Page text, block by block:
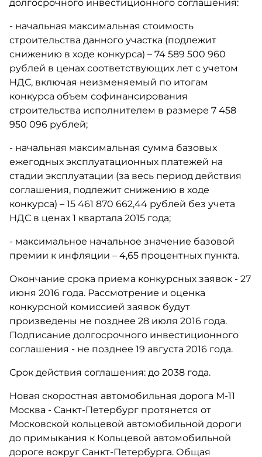
долгосрочного инвестиционного соглашения:
- начальная максимальная стоимость
строительства данного участка (подлежит
снижению в ходе конкурса) – 74 589 500 960
рублей в ценах соответствующих лет с учетом
НДС, включая неизменяемый по итогам
конкурса объем софинансирования
строительства исполнителем в размере 7 458
950 096 рублей;
- начальная максимальная сумма базовых
ежегодных эксплуатационных платежей на
стадии эксплуатации (за весь период действия
соглашения, подлежит снижению в ходе
конкурса) – 15 461 870 662,44 рублей без учета
НДС в ценах 1 квартала 2015 года;
- максимальное начальное значение базовой
премии к инфляции – 4,65 процентных пункта.
Окончание срока приема конкурсных заявок - 27
июня 2016 года. Рассмотрение и оценка
конкурсной комиссией заявок будут
произведены не позднее 28 июля 2016 года.
Подписание долгосрочного инвестиционного
соглашения - не позднее 19 августа 2016 года.
Срок действия соглашения: до 2038 года.
Новая скоростная автомобильная дорога М-11
Москва - Санкт-Петербург протянется от
Московской кольцевой автомобильной дороги
до примыкания к Кольцевой автомобильной
дороге вокруг Санкт-Петербурга. Общая